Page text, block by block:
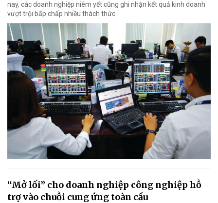
nay, các doanh nghiệp niêm yết cũng ghi nhận kết quả kinh doanh
vượt trội bấp chấp nhiều thách thức.
“Mở lối” cho doanh nghiệp công nghiệp hỗ
trợ vào chuỗi cung ứng toàn cầu